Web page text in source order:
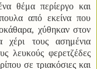
θέμα περίεργο και
από εκείνα που
χύθηκαν στον
χέρι τους ασημένια
λευκούς φερετζέδες
σε τριακόσιες και